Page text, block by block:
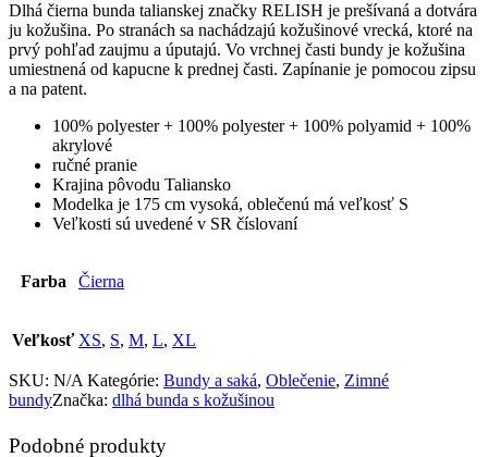
Dlhá čierna bunda talianskej značky RELISH je prešívaná a dotvára
ju kožušina. Po stranách sa nachádzajú kožušinové vrecká, ktoré na
prvý pohľad zaujmu a úputajú. Vo vrchnej časti bundy je kožušina
umiestnená od kapucne k prednej časti. Zapínanie je pomocou zipsu
a na patent.
100% polyester + 100% polyester + 100% polyamid + 100%
akrylové
ručné pranie
Krajina pôvodu Taliansko
Modelka je 175 cm vysoká, oblečenú má veľkosť S
Veľkosti sú uvedené v SR číslovaní
Farba Čierna
Veľkosť XS, S, M, L, XL
SKU: N/A Kategórie: Bundy a saká, Oblečenie, Zimné
bundyZnačka: dlhá bunda s kožušinou
Podobné produkty